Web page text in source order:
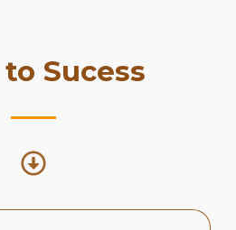
Sucess